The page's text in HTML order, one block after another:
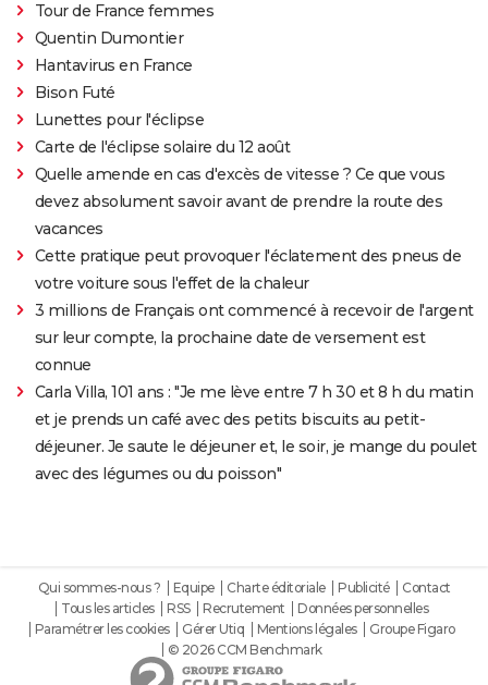
Tour de France femmes
Quentin Dumontier
Hantavirus en France
Bison Futé
Lunettes pour l'éclipse
Carte de l'éclipse solaire du 12 août
Quelle amende en cas d'excès de vitesse ? Ce que vous
devez absolument savoir avant de prendre la route des
vacances
Cette pratique peut provoquer l'éclatement des pneus de
votre voiture sous l'effet de la chaleur
3 millions de Français ont commencé à recevoir de l'argent
sur leur compte, la prochaine date de versement est
connue
Carla Villa, 101 ans : "Je me lève entre 7 h 30 et 8 h du matin
et je prends un café avec des petits biscuits au petit-
déjeuner. Je saute le déjeuner et, le soir, je mange du poulet
avec des légumes ou du poisson"
Qui sommes-nous ? Equipe Charte éditoriale Publicité
Contact
Tous les articles
RSS Recrutement
Données personnelles
Paramétrer les cookies
Gérer Utiq Mentions légales
Groupe Figaro
© 2026 CCM Benchmark